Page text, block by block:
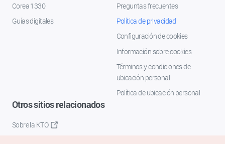
Corea 1330
Guías digitales
Preguntas frecuentes
Política de privacidad
Configuración de cookies
Información sobre cookies
Términos y condiciones de
ubicación personal
Política de ubicación personal
Otros sitios relacionados
Sobre la KTO